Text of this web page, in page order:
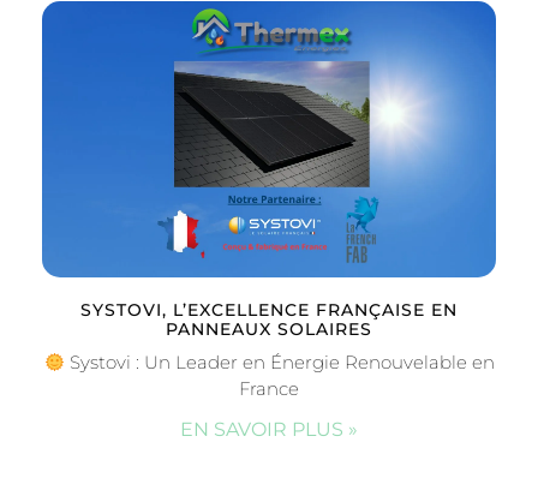
SYSTOVI, L’EXCELLENCE FRANÇAISE EN
PANNEAUX SOLAIRES
Systovi : Un Leader en Énergie Renouvelable en
France
EN SAVOIR PLUS »